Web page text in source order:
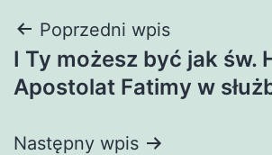
Nawigacja
wpisu
Poprzedni wpis
I Ty możesz być jak św.
Apostolat Fatimy w
Następny wpis